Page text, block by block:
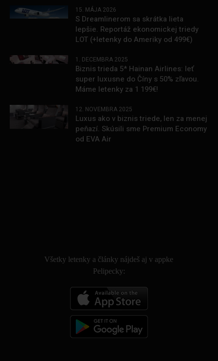
15. MÁJA 2026
S Dreamlinerom sa skrátka lieta
lepšie. Reportáž ekonomickej triedy
LOT (+letenky do Ameriky od 499€)
1. DECEMBRA 2025
Biznis trieda 5* Hainan Airlines: leť
super luxusne do Číny s 50% zľavou.
Máme letenky za 1 199€!
12. NOVEMBRA 2025
Luxus ako v biznis triede, len za menej
peňazí. Skúsili sme Premium Economy
od EVA Air
Všetky letenky a články nájdeš aj v appke
Pelipecky: